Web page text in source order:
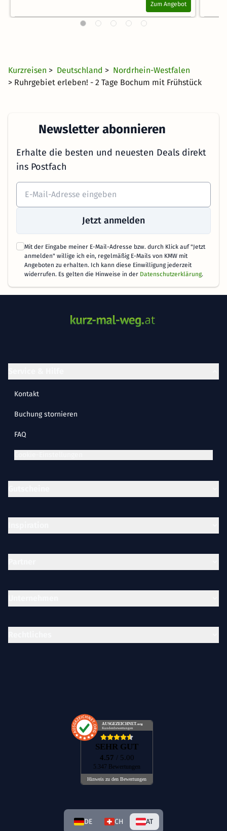
Zum Angebot
Kurzreisen > Deutschland > Nordrhein-Westfalen
> Ruhrgebiet erleben! - 2 Tage Bochum mit Frühstück
Newsletter abonnieren
Erhalte die besten und neuesten Deals direkt
ins Postfach
Jetzt anmelden
Mit der Eingabe meiner E-Mail-Adresse bzw. durch Klick auf "Jetzt
anmelden" willige ich ein, regelmäßig E-Mails von KMW mit
Angeboten zu erhalten. Ich kann diese Einwilligung jederzeit
widerrufen. Es gelten die Hinweise in der Datenschutzerklärung.
AUSGEZEICHNET .org
Kundenbewertungen
SEHR GUT
4.57 / 5.00
5.347 Bewertungen
Hinweis zu den Bewertungen
Kontakt
Buchung stornieren
FAQ
DE CH AT